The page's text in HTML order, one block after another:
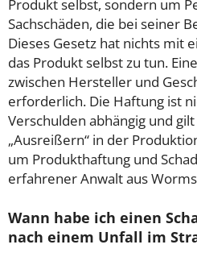
Produkt selbst, sondern um
Sachschäden, die bei seiner
Dieses Gesetz hat nichts mit
das Produkt selbst zu tun.
zwischen Hersteller und
erforderlich. Die Haftung ist
Verschulden abhängig und
„Ausreißern“ in der
um Produkthaftung und
erfahrener Anwalt aus
Wann habe ich einen
nach einem Unfall im